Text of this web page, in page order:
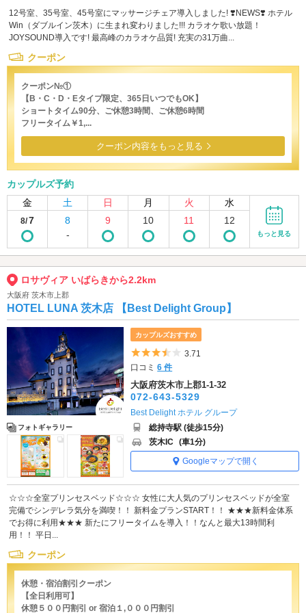
12号室、35号室、45号室にマッサージチェア導入しました! ❣️NEWS❣️ ホテル
Win（ダブルイン茨木）に生まれ変わりました!!! カラオケ歌い放題！
JOYSOUND導入です! 最高峰のカラオケ品質! 充実の31万曲...
クーポン
クーポン№①
【B・C・D・Eタイプ限定、365日いつでもOK】
ショートタイム90分、ご休憩3時間、ご休憩6時間
フリータイム￥1,...
クーポン内容をもっと見る
カップルズ予約
金
土 日 月 火 水
8/7
8
-
9 10 11 12
もっと見る
ロサヴィア いばらきから2.2km
大阪府 茨木市上郡
HOTEL LUNA 茨木店 【Best Delight Group】
フォトギャラリー
カップルズおすすめ
5つ星のうち3.5
3.71
口コミ6 件
大阪府茨木市上郡1-1-32
072-643-5329
Best Delight ホテル グループ
総持寺駅 (徒歩15分)
茨木IC (車1分)
Googleマップで開く
☆☆☆全室プリンセスベッド☆☆☆ 女性に大人気のプリンセスベッドが全室
完備でシンデレラ気分を満喫！！ 新料金プランSTART！！ ★★★新料金体系
でお得に利用★★★ 新たにフリータイムを導入！！なんと最大13時間利
用！！ 平日...
クーポン
休憩・宿泊割引クーポン
【全日利用可】
休憩５００円割引 or 宿泊１,０００円割引